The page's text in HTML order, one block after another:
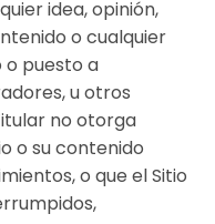
idea, opinión,
o cualquier
o puesto a
u otros
no otorga
o su contenido
o que el Sitio